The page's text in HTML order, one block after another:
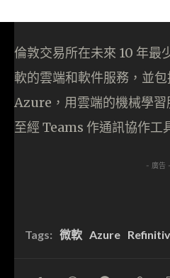
倫敦交易所在未來 10 年最
軟的雲端和軟件服務，並
Azure，用雲端的機械學習
至經 Teams 作通訊協作工
- 廣告 -
Tags: 微軟 Azure Refinitiv